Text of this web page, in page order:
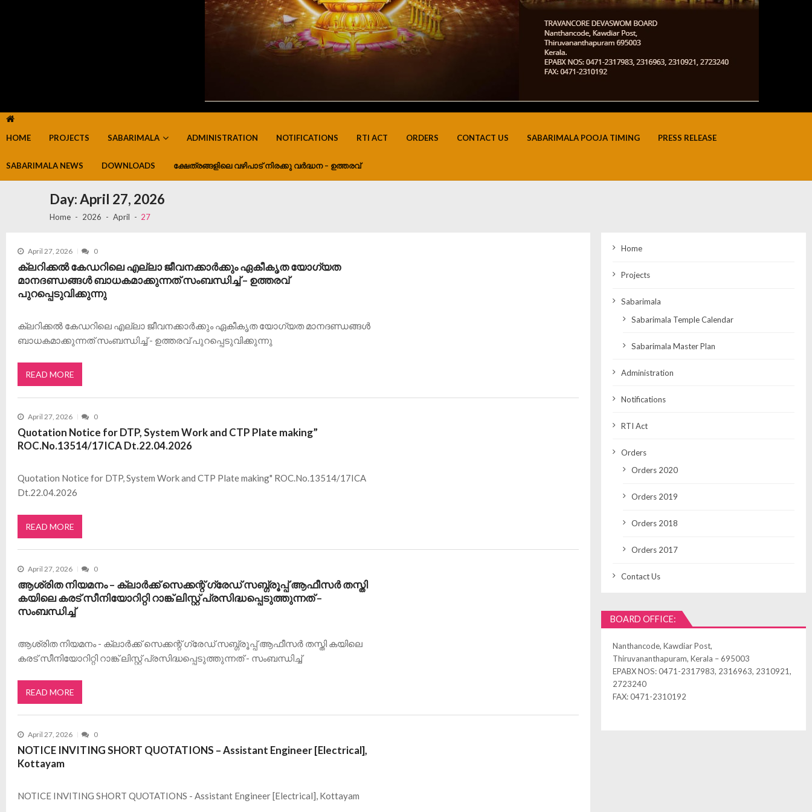
HOME PROJECTS SABARIMALA ADMINISTRATION NOTIFICATIONS RTI ACT ORDERS CONTACT US SABARIMALA POOJA TIMING PRESS RELEASE
SABARIMALA NEWS DOWNLOADS ക്ഷേത്രങ്ങളിലെ വഴിപാട് നിരക്കു വർദ്ധന – ഉത്തരവ്
Day:April 27, 2026
Home 2026 April 27
April 27, 2026 0
ക്ലറിക്കൽ കേഡറിലെ എല്ലാ ജീവനക്കാർക്കും ഏകീകൃത യോഗ്യത
മാനദണ്ഡങ്ങൾ ബാധകമാക്കുന്നത് സംബന്ധിച്ച് – ഉത്തരവ്
പുറപ്പെടുവിക്കുന്നു
ക്ലറിക്കൽ കേഡറിലെ എല്ലാ ജീവനക്കാർക്കും ഏകീകൃത യോഗ്യത മാനദണ്ഡങ്ങൾ
ബാധകമാക്കുന്നത് സംബന്ധിച്ച് - ഉത്തരവ് പുറപ്പെടുവിക്കുന്നു
READ MORE
April 27, 2026 0
Quotation Notice for DTP, System Work and CTP Plate making”
ROC.No.13514/17ICA Dt.22.04.2026
Quotation Notice for DTP, System Work and CTP Plate making" ROC.No.13514/17ICA
Dt.22.04.2026
READ MORE
April 27, 2026 0
ആശ്രിത നിയമനം – ക്ലാർക്ക് സെക്കന്റ് ഗ്രേഡ് സബ്ഗ്രൂപ്പ് ആഫീസർ തസ്തി
കയിലെ കരട് സീനിയോറിറ്റി റാങ്ക് ലിസ്റ്റ് പ്രസിദ്ധപ്പെടുത്തുന്നത് –
സംബന്ധിച്ച്
ആശ്രിത നിയമനം - ക്ലാർക്ക് സെക്കന്റ് ഗ്രേഡ് സബ്ഗ്രൂപ്പ് ആഫീസർ തസ്തി കയിലെ
കരട് സീനിയോറിറ്റി റാങ്ക് ലിസ്റ്റ് പ്രസിദ്ധപ്പെടുത്തുന്നത് - സംബന്ധിച്ച്
READ MORE
April 27, 2026 0
NOTICE INVITING SHORT QUOTATIONS – Assistant Engineer [Electrical],
Kottayam
NOTICE INVITING SHORT QUOTATIONS - Assistant Engineer [Electrical], Kottayam
Home
Projects
Sabarimala
Sabarimala Temple Calendar
Sabarimala Master Plan
Administration
Notifications
RTI Act
Orders
Orders 2020
Orders 2019
Orders 2018
Orders 2017
Contact Us
BOARD OFFICE:
Nanthancode, Kawdiar Post,
Thiruvananthapuram, Kerala – 695003
EPABX NOS: 0471-2317983, 2316963, 2310921,
2723240
FAX: 0471-2310192